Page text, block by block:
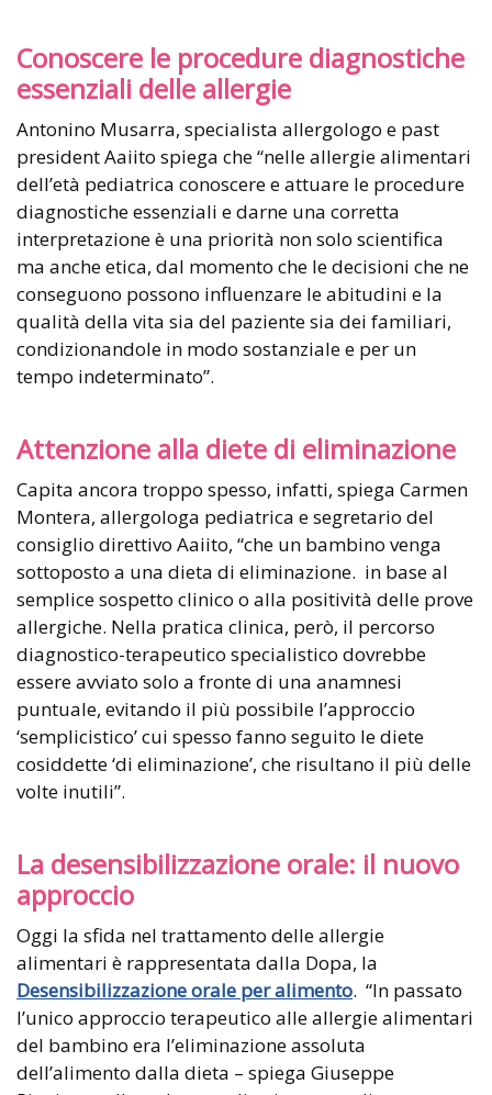
Conoscere le procedure diagnostiche
essenziali delle allergie
Antonino Musarra, specialista allergologo e past
president Aaiito spiega che “nelle allergie alimentari
dell’età pediatrica conoscere e attuare le procedure
diagnostiche essenziali e darne una corretta
interpretazione è una priorità non solo scientifica
ma anche etica, dal momento che le decisioni che ne
conseguono possono influenzare le abitudini e la
qualità della vita sia del paziente sia dei familiari,
condizionandole in modo sostanziale e per un
tempo indeterminato”.
Attenzione alla diete di eliminazione
Capita ancora troppo spesso, infatti, spiega Carmen
Montera, allergologa pediatrica e segretario del
consiglio direttivo Aaiito, “che un bambino venga
sottoposto a una dieta di eliminazione. in base al
semplice sospetto clinico o alla positività delle prove
allergiche. Nella pratica clinica, però, il percorso
diagnostico-terapeutico specialistico dovrebbe
essere avviato solo a fronte di una anamnesi
puntuale, evitando il più possibile l’approccio
‘semplicistico’ cui spesso fanno seguito le diete
cosiddette ‘di eliminazione’, che risultano il più delle
volte inutili”.
La desensibilizzazione orale: il nuovo
approccio
Oggi la sfida nel trattamento delle allergie
alimentari è rappresentata dalla Dopa, la
Desensibilizzazione orale per alimento. “In passato
l’unico approccio terapeutico alle allergie alimentari
del bambino era l’eliminazione assoluta
dell’alimento dalla dieta – spiega Giuseppe